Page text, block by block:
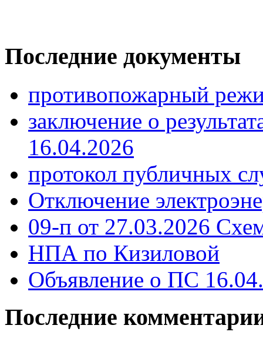
Последние документы
противопожарный
заключение о
16.04.2026
протокол публичных
Отключение
09-п от 27.03.2026
НПА по Кизиловой
Объявление о ПС
Последние